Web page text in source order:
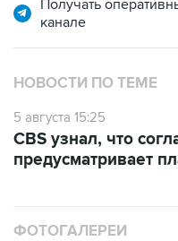
Получать
канале
НОВОСТИ ПО ТЕМЕ
5 августа 15:25
CBS узнал, что
предусматривает
ФОТОГАЛЕРЕИ